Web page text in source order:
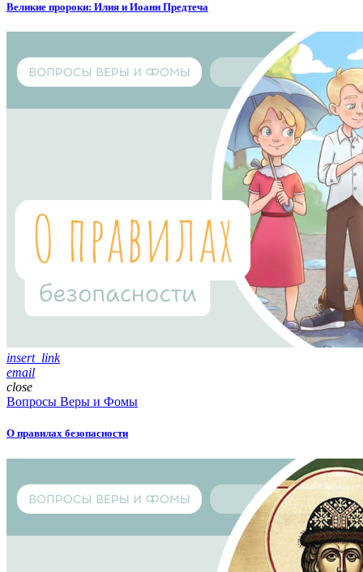
Великие пророки: Илия и Иоанн Предтеча
insert_link
email
close
Вопросы Веры и Фомы
О правилах безопасности